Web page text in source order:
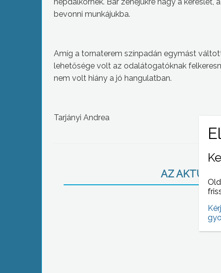
bevonni munkájukba.
Amíg a tornaterem színpadán egymást
lehetősége volt az odalátogatóknak
nem volt hiány a jó hangulatban.
Tarjányi Andrea
AZ